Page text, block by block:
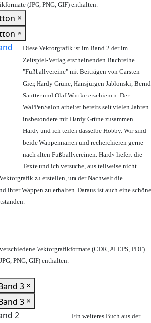
(JPG, PNG, GIF) enthalten.
×
×
Diese Vektorgrafik ist im Band 2 der im
Zeitspiel-Verlag erscheinenden Buchreihe
"Fußballvereine" mit Beiträgen von Carsten
Gier, Hardy Grüne, Hansjürgen Jablonski, Bernd
Sautter und Olaf Wuttke erschienen. Der
WaPPenSalon arbeitet bereits seit vielen Jahren
insbesondere mit Hardy Grüne zusammen.
Hardy und ich teilen dasselbe Hobby. Wir sind
beide Wappennarren und recherchieren gerne
nach alten Fußballvereinen. Hardy liefert die
Texte und ich versuche, aus teilweise nicht
zu erstellen, um der Nachwelt die
ihrer Wappen zu erhalten. Daraus ist auch eine schöne
Vektorgrafikformate (CDR, AI EPS, PDF)
PNG, GIF) enthalten.
×
×
Ein weiteres Buch aus der